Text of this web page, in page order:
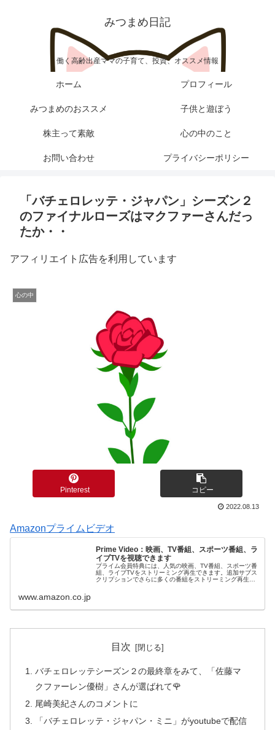
みつまめ日記
働く高齢出産ママの子育て、投資、オススメ情報
ホーム プロフィール
みつまめのおススメ 子供と遊ぼう
株主って素敵 心の中のこと
お問い合わせ プライバシーポリシー
「バチェロレッテ・ジャパン」シーズン２
のファイナルローズはマクファーさんだっ
たか・・
アフィリエイト広告を利用しています
心の中
Pinterest コピー
2022.08.13
Amazonプライムビデオ
Prime Video：映画、TV番組、スポーツ番組、ラ
イブTVを視聴できます
プライム会員特典には、人気の映画、TV番組、スポーツ番
組、ライブTVをストリーミング再生できます。追加サブス
クリプションでさらに多くの番組をストリーミング再生で
www.amazon.co.jp
目次
バチェロレッテシーズン２の最終章をみて、「佐藤マ
クファーレン優樹」さんが選ばれて🌹
尾崎美紀さんのコメントに
「バチェロレッテ・ジャパン・ミニ」がyoutubeで配信